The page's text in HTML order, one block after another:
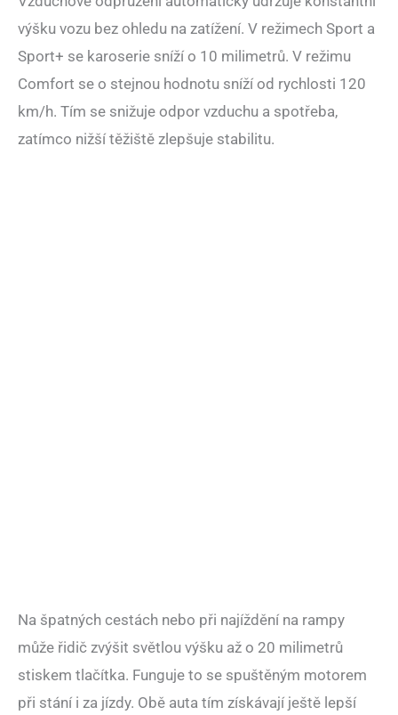
výšku vozu bez ohledu na zatížení. V režimech Sport a
Sport+ se karoserie sníží o 10 milimetrů. V režimu
Comfort se o stejnou hodnotu sníží od rychlosti 120
km/h. Tím se snižuje odpor vzduchu a spotřeba,
zatímco nižší těžiště zlepšuje stabilitu.
Na špatných cestách nebo při najíždění na rampy
může řidič zvýšit světlou výšku až o 20 milimetrů
stiskem tlačítka. Funguje to se spuštěným motorem
při stání i za jízdy. Obě auta tím získávají ještě lepší